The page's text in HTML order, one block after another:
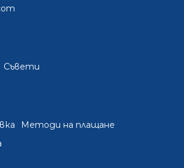
Съвети
Методи на плащане